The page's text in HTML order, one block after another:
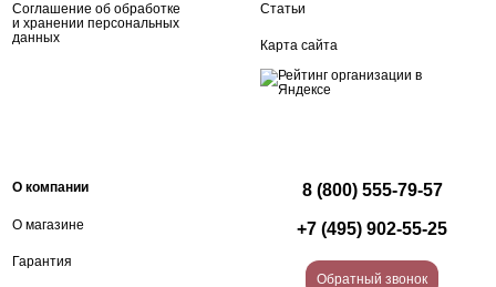
Соглашение об обработке
и хранении персональных
данных
Статьи
Карта сайта
О компании
О магазине
Гарантия
8 (800) 555-79-57
+7 (495) 902-55-25
Обратный звонок